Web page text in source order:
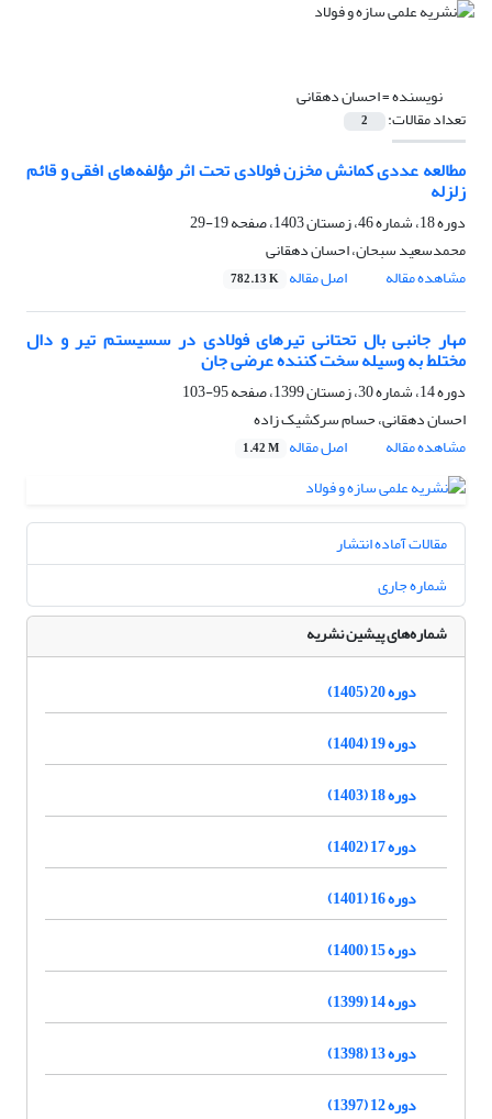
نویسنده =احسان دهقانی
تعداد مقالات: 2
مطالعه عددی کمانش مخزن فولادی تحت اثر مؤلفه‌های افقی و قائم
زلزله
دوره 18، شماره 46، زمستان 1403، صفحه
19-29
محمدسعید سبحان، احسان دهقانی
مشاهده مقاله
اصل مقاله 782.13 K
مهار جانبی بال تحتانی تیرهای فولادی در سسیستم تیر و دال
مختلط به وسیله سخت کننده عرضی جان
دوره 14، شماره 30، زمستان 1399، صفحه
95-103
احسان دهقانی، حسام سرکشیک زاده
مشاهده مقاله
اصل مقاله 1.42 M
مقالات آماده انتشار
شماره جاری
شماره‌های پیشین نشریه
دوره 20 (1405)
دوره 19 (1404)
دوره 18 (1403)
دوره 17 (1402)
دوره 16 (1401)
دوره 15 (1400)
دوره 14 (1399)
دوره 13 (1398)
دوره 12 (1397)